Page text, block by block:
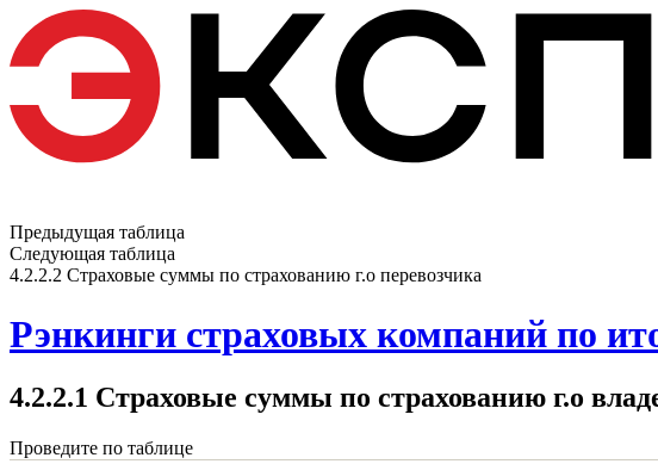
Предыдущая таблица
Следующая таблица
4.2.2.2 Страховые суммы по страхованию г.о перевозчика
Рэнкинги страховых компаний по
4.2.2.1 Страховые суммы по страхованию г.о
Проведите по таблице